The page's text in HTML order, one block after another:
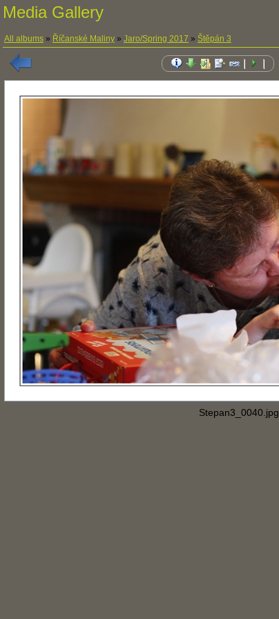
Media Gallery
All albums » Říčanské Maliny » Jaro/Spring 2017 » Štěpán 3
Stepan3_0040.jpg